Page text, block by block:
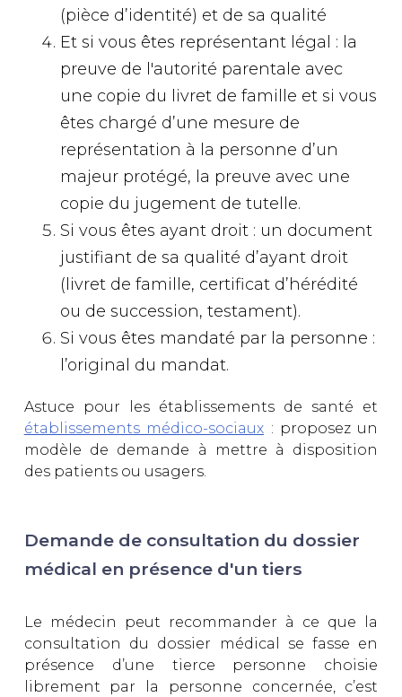
(pièce d’identité) et de sa qualité
Et si vous êtes représentant légal : la
preuve de l'autorité parentale avec
une copie du livret de famille et si vous
êtes chargé d’une mesure de
représentation à la personne d’un
majeur protégé, la preuve avec une
copie du jugement de tutelle.
Si vous êtes ayant droit : un document
justifiant de sa qualité d’ayant droit
(livret de famille, certificat d’hérédité
ou de succession, testament).
Si vous êtes mandaté par la personne :
l’original du mandat.
Astuce pour les établissements de santé et
établissements médico-sociaux : proposez un
modèle de demande à mettre à disposition
des patients ou usagers.
Demande de consultation du dossier
médical en présence d'un tiers
Le médecin peut recommander à ce que la
consultation du dossier médical se fasse en
présence d’une tierce personne choisie
librement par la personne concernée, c’est